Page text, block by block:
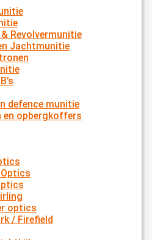
Revolvermunitie
Jachtmunitie
defence munitie
en opbergkoffers
optics
/ Firefield